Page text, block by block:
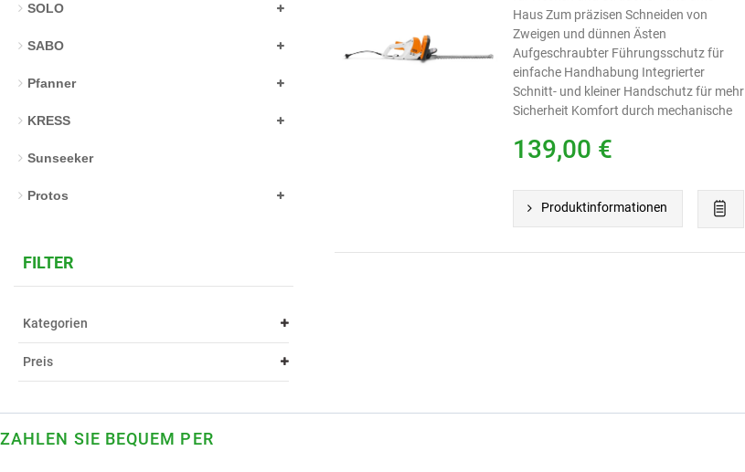
SOLO
SABO
Pfanner
KRESS
Sunseeker
Protos
FILTER
Kategorien
Preis
Haus Zum präzisen Schneiden von
Zweigen und dünnen Ästen
Aufgeschraubter Führungsschutz für
einfache Handhabung Integrierter
Schnitt- und kleiner Handschutz für mehr
Sicherheit Komfort durch mechanische
Kabelzugentlastung
139,00 €
Produktinformationen
ZAHLEN SIE BEQUEM PER